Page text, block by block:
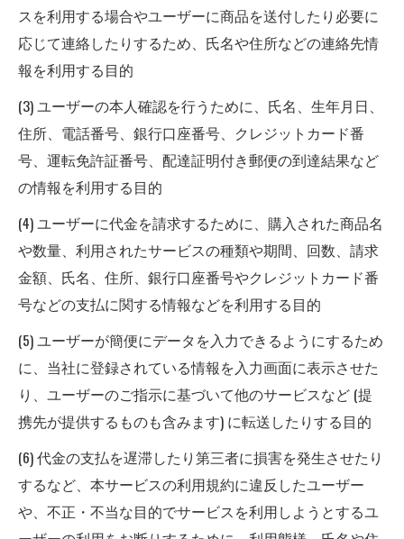
スを利用する場合やユーザーに商品を送付したり必要に
応じて連絡したりするため、氏名や住所などの連絡先情
報を利用する目的
(3) ユーザーの本人確認を行うために、氏名、生年月日、
住所、電話番号、銀行口座番号、クレジットカード番
号、運転免許証番号、配達証明付き郵便の到達結果など
の情報を利用する目的
(4) ユーザーに代金を請求するために、購入された商品名
や数量、利用されたサービスの種類や期間、回数、請求
金額、氏名、住所、銀行口座番号やクレジットカード番
号などの支払に関する情報などを利用する目的
(5) ユーザーが簡便にデータを入力できるようにするため
に、当社に登録されている情報を入力画面に表示させた
り、ユーザーのご指示に基づいて他のサービスなど (提
携先が提供するものも含みます) に転送したりする目的
(6) 代金の支払を遅滞したり第三者に損害を発生させたり
するなど、本サービスの利用規約に違反したユーザー
や、不正・不当な目的でサービスを利用しようとするユ